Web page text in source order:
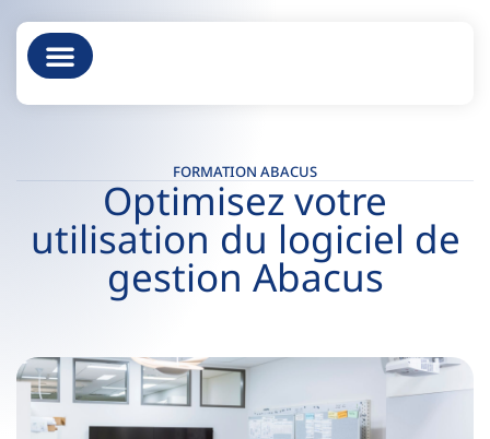
FORMATION ABACUS
Optimisez votre
utilisation du logiciel de
gestion Abacus